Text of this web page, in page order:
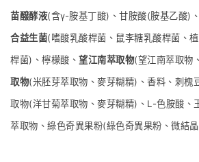
苗醱酵液(含γ-胺基丁酸)、甘胺酸(胺基乙酸)
合益生菌(嗜酸乳酸桿菌、鼠李糖乳酸桿菌、
桿菌)、檸檬酸、 望江南萃取物(望江南萃取物
取物(米胚芽萃取物、麥芽糊精)、香料、刺槐
取物(洋甘菊萃取物、麥芽糊精)、L-色胺酸、
萃取物、綠色奇異果粉(綠色奇異果粉、微結